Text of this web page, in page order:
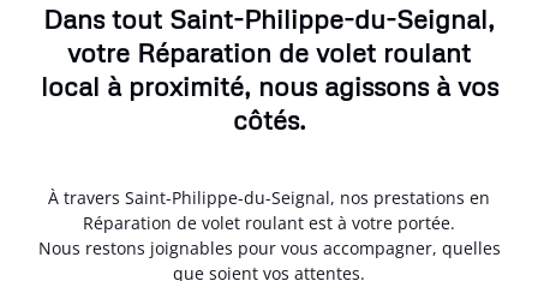
Dans tout Saint-Philippe-du-Seignal,
votre Réparation de volet roulant
local à proximité, nous agissons à vos
côtés.
À travers Saint-Philippe-du-Seignal, nos prestations en
Réparation de volet roulant est à votre portée.
Nous restons joignables pour vous accompagner, quelles
que soient vos attentes.